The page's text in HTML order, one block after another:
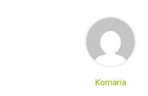
Komaria